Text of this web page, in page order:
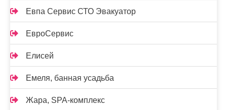
Евпа Сервис СТО Эвакуатор
ЕвроСервис
Елисей
Емеля, банная усадьба
Жара, SPA-комплекс